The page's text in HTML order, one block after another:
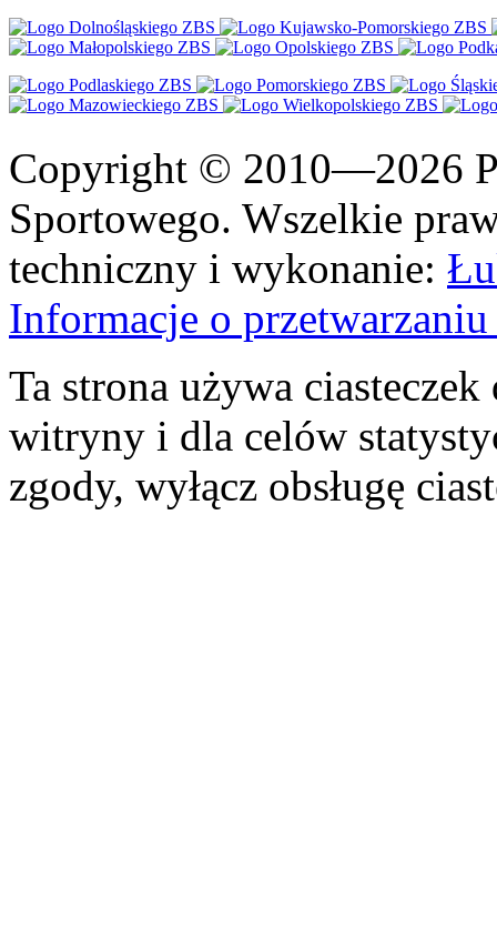
Copyright © 2010—2026
Sportowego. Wszelkie
techniczny i wykonanie:
Informacje o
Ta strona używa
witryny i dla celów
zgody, wyłącz obsługę